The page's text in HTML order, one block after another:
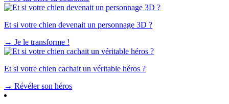
Et si votre chien devenait un personnage 3D ?
→ Je le transforme !
Et si votre chien cachait un véritable héros ?
→ Révéler son héros